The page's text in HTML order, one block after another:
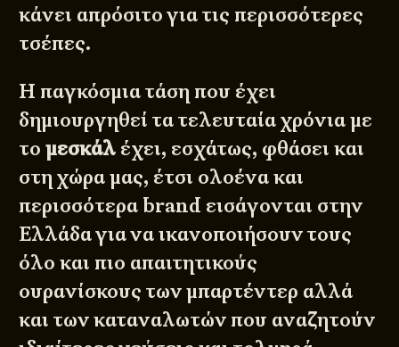
κάνει απρόσιτο για τις περισσότερες
τσέπες.
Η παγκόσμια τάση που έχει
δημιουργηθεί τα τελευταία χρόνια με
τομεσκάλ έχει, εσχάτως, φθάσει και
στη χώρα μας, έτσι ολοένα και
περισσότερα brand εισάγονται στην
Ελλάδα για να ικανοποιήσουν τους
όλο και πιο απαιτητικούς
ουρανίσκους των μπαρτέντερ αλλά
και των καταναλωτών που αναζητούν